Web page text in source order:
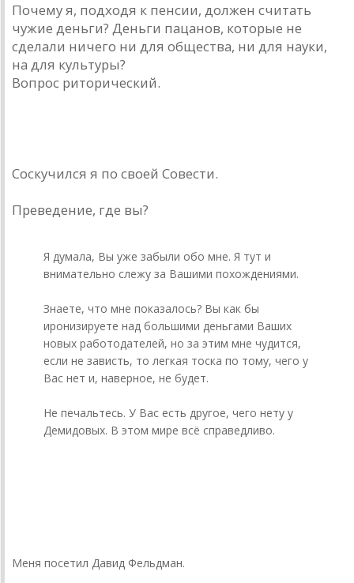
Почему я, подходя к пенсии, должен считать
чужие деньги? Деньги пацанов, которые не
сделали ничего ни для общества, ни для науки,
на для культуры?
Вопрос риторический.
Соскучился я по своей Совести.
Преведение, где вы?
Я думала, Вы уже забыли обо мне. Я тут и
внимательно слежу за Вашими похождениями.
Знаете, что мне показалось? Вы как бы
иронизируете над большими деньгами Ваших
новых работодателей, но за этим мне чудится,
если не зависть, то легкая тоска по тому, чего у
Вас нет и, наверное, не будет.
Не печальтесь. У Вас есть другое, чего нету у
Демидовых. В этом мире всё справедливо.
Меня посетил Давид Фельдман.